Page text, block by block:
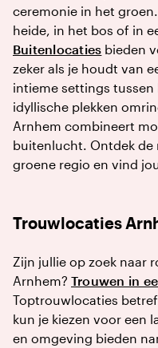
ceremonie in het
heide, in het bos of in
Buitenlocaties bieden
zeker als je houdt van
intieme settings
idyllische plekken
Arnhem combineert
buitenlucht. Ontdek
groene regio en vind
Trouwlocaties
Zijn jullie op zoek naar
Arnhem? Trouwen in
Toptrouwlocaties
kun je kiezen voor een
en omgeving bieden